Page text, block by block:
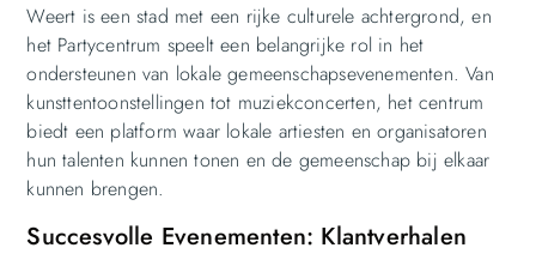
Weert is een stad met een rijke culturele achtergrond, en
het Partycentrum speelt een belangrijke rol in het
ondersteunen van lokale gemeenschapsevenementen. Van
kunsttentoonstellingen tot muziekconcerten, het centrum
biedt een platform waar lokale artiesten en organisatoren
hun talenten kunnen tonen en de gemeenschap bij elkaar
kunnen brengen.
Succesvolle Evenementen: Klantverhalen